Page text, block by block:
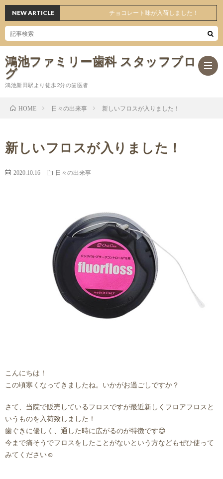
鴻池ファミリー歯科 スタッフブロ
グ
鴻池新田駅より徒歩2分の歯医者
NEW ARTICLE チョコレート味が入荷しました！
HOME 日々の出来事 新しいフロスが入りました！
新しいフロスが入りました！
2020.10.16 日々の出来事
こんにちは！
この頃寒くなってきましたね。いかがお過ごしですか？
さて、当院で販売しているフロスですが最近新しくフロアフロスと
いうものを入荷致しました！
歯ぐきに優しく、通した時に広がるのが特徴です😊
今まで痛そうでフロスをしたことがないという方などもぜひ使って
みてください☺️